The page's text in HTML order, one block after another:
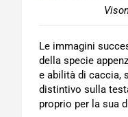
Le immagini
della specie
e abilità di caccia,
distintivo sulla
proprio per la sua